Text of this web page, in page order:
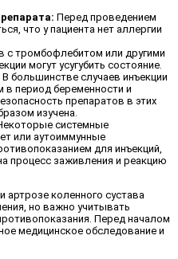
Перед проведением
что у пациента нет аллергии
с тромбофлебитом или другими
могут усугубить состояние.
В большинстве случаев инъекции
период беременности и
препаратов в этих
изучена.
системные
или аутоиммунные
для инъекций,
процесс заживления и реакцию
коленного сустава
но важно учитывать
Перед началом
медицинское обследование и